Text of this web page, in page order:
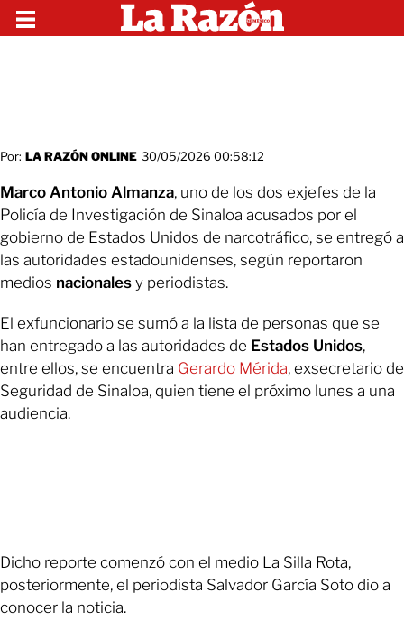
Por: LA RAZÓN ONLINE 30/05/2026 00:58:12
Marco Antonio Almanza, uno de los dos exjefes de la
Policía de Investigación de Sinaloa acusados por el
gobierno de Estados Unidos de narcotráfico, se entregó a
las autoridades estadounidenses, según reportaron
medios nacionales y periodistas.
El exfuncionario se sumó a la lista de personas que se
han entregado a las autoridades de Estados Unidos,
entre ellos, se encuentra Gerardo Mérida, exsecretario de
Seguridad de Sinaloa, quien tiene el próximo lunes a una
audiencia.
Dicho reporte comenzó con el medio La Silla Rota,
posteriormente, el periodista Salvador García Soto dio a
conocer la noticia.